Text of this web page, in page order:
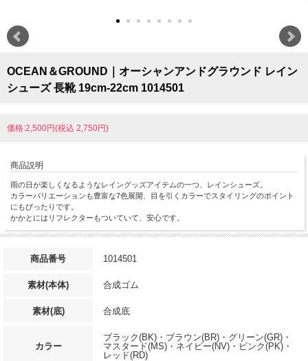
OCEAN＆GROUND｜オーシャンアンドグラウンド レイン
シューズ 長靴 19cm-22cm 1014501
価格:2,500円(税込 2,750円)
商品説明
雨の日が楽しくなるようなレイングッズアイテムの一つ、レインシューズ。
カラーバリエーションも豊富な7色展開、目を引くカラーでスタイリングのポイント
にもぴったりです。
かかとにはリフレクターもついていて、安心です。
商品番号 1014501
素材(本体) 合成ゴム
素材(底) 合成底
カラー
ブラック(BK)・ブラウン(BR)・グリーン(GR)・
マスタード(MS)・ネイビー(NV)・ピンク(PK)・
レッド(RD)